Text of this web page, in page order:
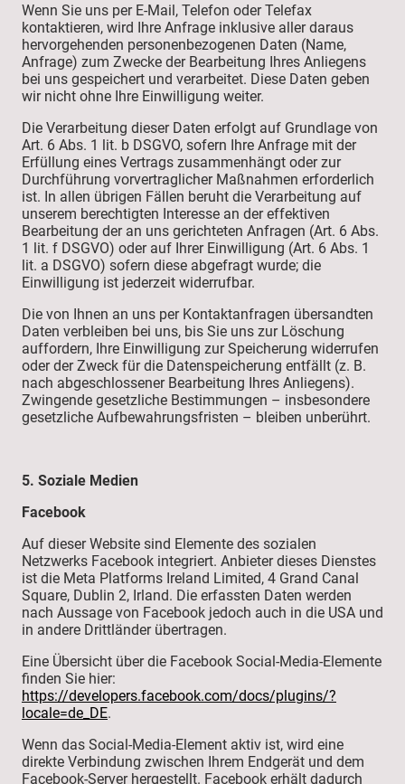
Wenn Sie uns per E-Mail, Telefon oder Telefax
kontaktieren, wird Ihre Anfrage inklusive aller daraus
hervorgehenden personenbezogenen Daten (Name,
Anfrage) zum Zwecke der Bearbeitung Ihres Anliegens
bei uns gespeichert und verarbeitet. Diese Daten geben
wir nicht ohne Ihre Einwilligung weiter.
Die Verarbeitung dieser Daten erfolgt auf Grundlage von
Art. 6 Abs. 1 lit. b DSGVO, sofern Ihre Anfrage mit der
Erfüllung eines Vertrags zusammenhängt oder zur
Durchführung vorvertraglicher Maßnahmen erforderlich
ist. In allen übrigen Fällen beruht die Verarbeitung auf
unserem berechtigten Interesse an der effektiven
Bearbeitung der an uns gerichteten Anfragen (Art. 6 Abs.
1 lit. f DSGVO) oder auf Ihrer Einwilligung (Art. 6 Abs. 1
lit. a DSGVO) sofern diese abgefragt wurde; die
Einwilligung ist jederzeit widerrufbar.
Die von Ihnen an uns per Kontaktanfragen übersandten
Daten verbleiben bei uns, bis Sie uns zur Löschung
auffordern, Ihre Einwilligung zur Speicherung widerrufen
oder der Zweck für die Datenspeicherung entfällt (z. B.
nach abgeschlossener Bearbeitung Ihres Anliegens).
Zwingende gesetzliche Bestimmungen – insbesondere
gesetzliche Aufbewahrungsfristen – bleiben unberührt.
5. Soziale Medien
Facebook
Auf dieser Website sind Elemente des sozialen
Netzwerks Facebook integriert. Anbieter dieses Dienstes
ist die Meta Platforms Ireland Limited, 4 Grand Canal
Square, Dublin 2, Irland. Die erfassten Daten werden
nach Aussage von Facebook jedoch auch in die USA und
in andere Drittländer übertragen.
Eine Übersicht über die Facebook Social-Media-Elemente
finden Sie hier:
https://developers.facebook.com/docs/plugins/?
locale=de_DE.
Wenn das Social-Media-Element aktiv ist, wird eine
direkte Verbindung zwischen Ihrem Endgerät und dem
Facebook-Server hergestellt. Facebook erhält dadurch